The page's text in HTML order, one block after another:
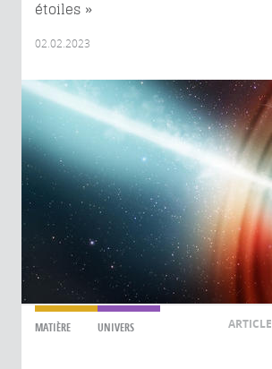
étoiles »
02.02.2023
MATIÈRE UNIVERS ARTICLE